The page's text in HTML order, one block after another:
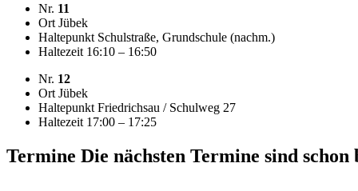
Nr. 11
Ort Jübek
Haltepunkt Schulstraße, Grundschule (nachm.)
Haltezeit 16:10 – 16:50
Nr. 12
Ort Jübek
Haltepunkt Friedrichsau / Schulweg 27
Haltezeit 17:00 – 17:25
Termine Die nächsten Termine sind schon